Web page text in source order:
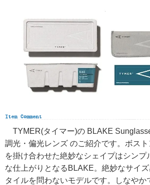
TYMER(タイマー)の BLAKE
調光・偏光レンズ のご紹介です。ボス
を掛け合わせた絶妙なシェイプはシンプ
な仕上がりとなるBLAKE。絶妙なサイ
タイルを問わないモデルです。しなやか